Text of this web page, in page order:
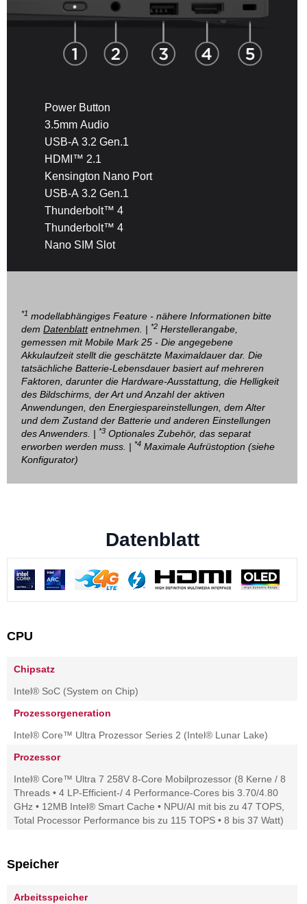
Power Button
3.5mm Audio
USB-A 3.2 Gen.1
HDMI™ 2.1
Kensington Nano Port
USB-A 3.2 Gen.1
Thunderbolt™ 4
Thunderbolt™ 4
Nano SIM Slot
*1 modellabhängiges Feature - nähere Informationen bitte
demDatenblattentnehmen. | *2 Herstellerangabe,
gemessen mit Mobile Mark 25 - Die angegebene
Akkulaufzeit stellt die geschätzte Maximaldauer dar. Die
tatsächliche Batterie-Lebensdauer basiert auf mehreren
Faktoren, darunter die Hardware-Ausstattung, die Helligkeit
des Bildschirms, der Art und Anzahl der aktiven
Anwendungen, den Energiespareinstellungen, dem Alter
und dem Zustand der Batterie und anderen Einstellungen
des Anwenders. | *3 Optionales Zubehör, das separat
erworben werden muss. | *4 Maximale Aufrüstoption (siehe
Konfigurator)
Datenblatt
CPU
Chipsatz
Intel® SoC (System on Chip)
Prozessorgeneration
Intel® Core™ Ultra Prozessor Series 2 (Intel® Lunar Lake)
Prozessor
Intel® Core™ Ultra 7 258V 8-Core Mobilprozessor (8 Kerne / 8
Threads • 4 LP-Efficient-/ 4 Performance-Cores bis 3.70/4.80
GHz • 12MB Intel® Smart Cache • NPU/AI mit bis zu 47 TOPS,
Total Processor Performance bis zu 115 TOPS • 8 bis 37 Watt)
Speicher
Arbeitsspeicher